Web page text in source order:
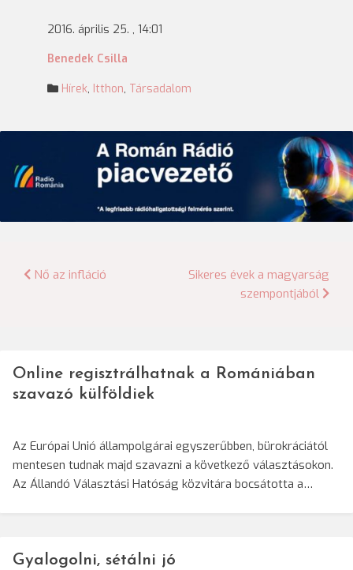
2016. április 25. , 14:01
Benedek Csilla
Hírek, Itthon, Társadalom
Bejegyzés
Nő az infláció
Sikeres évek a magyarság
szempontjából
Online regisztrálhatnak a Romániában
szavazó külföldiek
Az Európai Unió állampolgárai egyszerűbben, bürokráciától
mentesen tudnak majd szavazni a következő választásokon.
Az Állandó Választási Hatóság közvitára bocsátotta a…
Gyalogolni, sétálni jó